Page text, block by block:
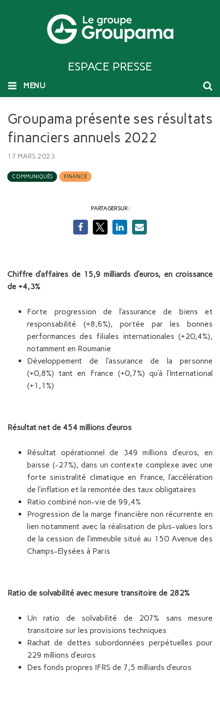
ESPACE PRESSE
MENU
Groupama présente ses résultats
financiers annuels 2022
17 MARS 2023
COMMUNIQUÉS FINANCE
PARTAGER SUR :
Chiffre d’affaires de 15,9 milliards d’euros, en croissance
de +4,3%
Forte progression de l’assurance de biens et
responsabilité (+8,6%), portée par les bonnes
performances des filiales internationales (+20,4%),
notamment en Roumanie
Développement de l’assurance de la personne
(+0,8%) tant en France (+0,7%) qu’à l’International
(+1,1%)
Résultat net de 454 millions d’euros
Résultat opérationnel de 349 millions d’euros, en
baisse (-27%), dans un contexte complexe avec une
forte sinistralité climatique en France, l’accélération
de l’inflation et la remontée des taux obligataires
Ratio combiné non-vie de 99,4%
Progression de la marge financière non récurrente en
lien notamment avec la réalisation de plus-values lors
de la cession de l’immeuble situé au 150 Avenue des
Champs-Elysées à Paris
Ratio de solvabilité avec mesure transitoire de 282%
Un ratio de solvabilité de 207% sans mesure
transitoire sur les provisions techniques
Rachat de dettes subordonnées perpétuelles pour
229 millions d’euros
Des fonds propres IFRS de 7,5 milliards d’euros